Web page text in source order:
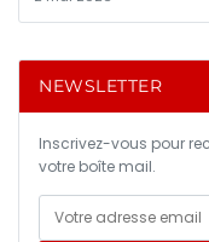
NEWSLETTER
Inscrivez-vous pour
votre boîte mail.